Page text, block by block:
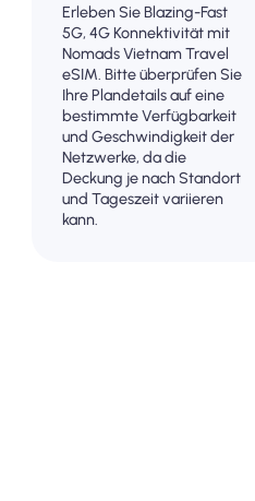
Erleben Sie Blazing-Fast
5G, 4G Konnektivität mit
Nomads Vietnam Travel
eSIM. Bitte überprüfen Sie
Ihre Plandetails auf eine
bestimmte Verfügbarkeit
und Geschwindigkeit der
Netzwerke, da die
Deckung je nach Standort
und Tageszeit variieren
kann.